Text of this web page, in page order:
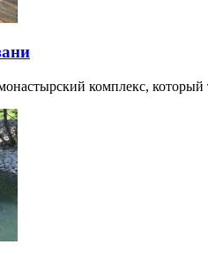
комплекс, который